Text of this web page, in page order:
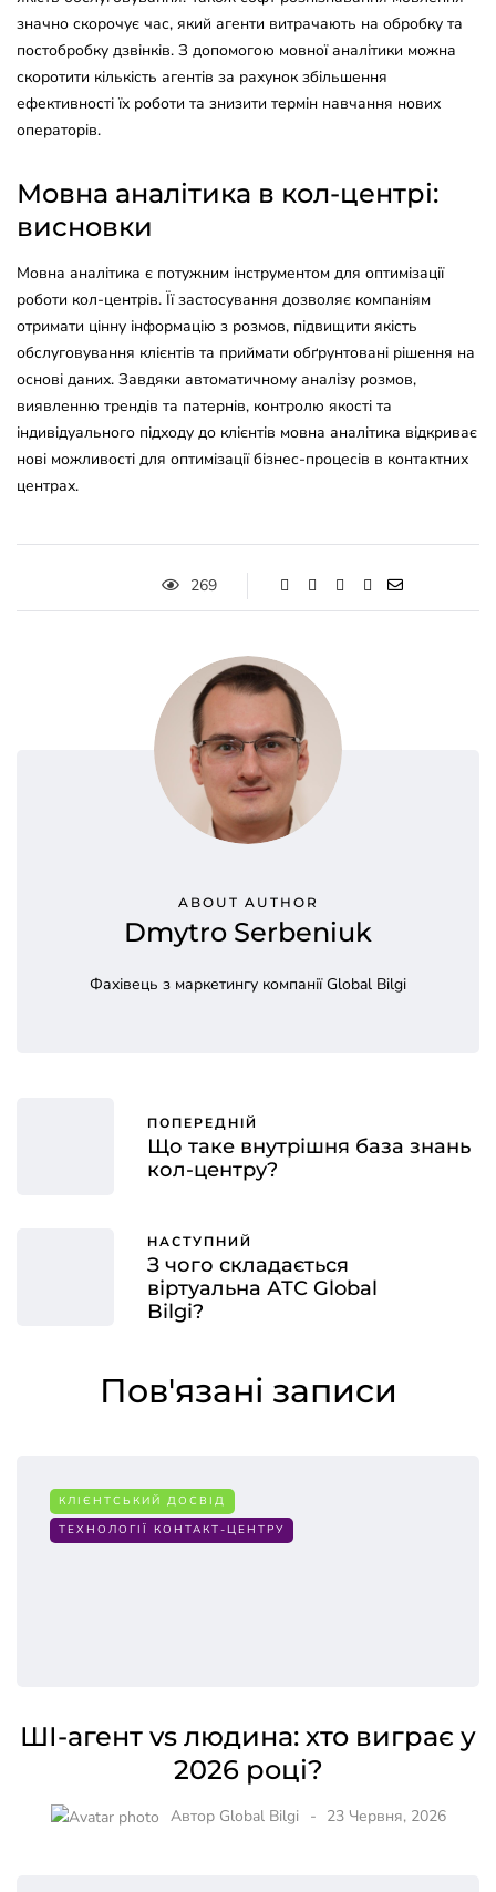
значно скорочує час, який агенти витрачають на обробку та
постобробку дзвінків. З допомогою мовної аналітики можна
скоротити кількість агентів за рахунок збільшення
ефективності їх роботи та знизити термін навчання нових
операторів.
Мовна аналітика в кол-центрі:
висновки
Мовна аналітика є потужним інструментом для оптимізації
роботи кол-центрів. Її застосування дозволяє компаніям
отримати цінну інформацію з розмов, підвищити якість
обслуговування клієнтів та приймати обґрунтовані рішення на
основі даних. Завдяки автоматичному аналізу розмов,
виявленню трендів та патернів, контролю якості та
індивідуального підходу до клієнтів мовна аналітика відкриває
нові можливості для оптимізації бізнес-процесів в контактних
центрах.
269
ABOUT AUTHOR
Dmytro Serbeniuk
Фахівець з маркетингу компанії Global Bilgi
ПОПЕРЕДНІЙ
Що таке внутрішня база знань
кол-центру?
НАСТУПНИЙ
З чого складається
віртуальна АТС Global
Bilgi?
Пов'язані записи
КЛІЄНТСЬКИЙ ДОСВІД
ТЕХНОЛОГІЇ КОНТАКТ-ЦЕНТРУ
ШІ-агент vs людина: хто виграє у
2026 році?
Автор Global Bilgi 23 Червня, 2026